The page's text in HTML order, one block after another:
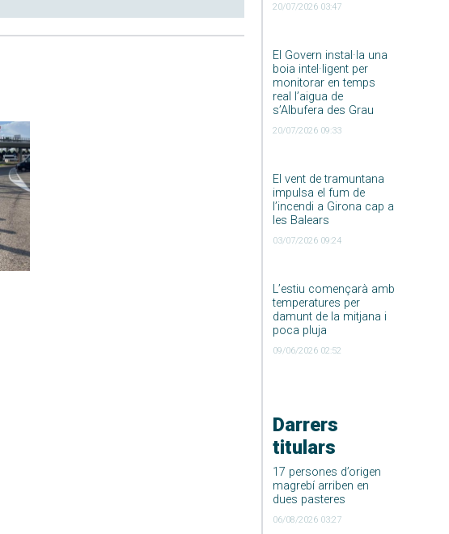
20/07/2026 03:47
El Govern instal·la una
boia intel·ligent per
monitorar en temps
real l’aigua de
s’Albufera des Grau
20/07/2026 09:33
El vent de tramuntana
impulsa el fum de
l’incendi a Girona cap a
les Balears
03/07/2026 09:24
L’estiu començarà amb
temperatures per
damunt de la mitjana i
poca pluja
09/06/2026 02:52
Darrers
titulars
17 persones d’origen
magrebí arriben en
dues pasteres
06/08/2026 03:27